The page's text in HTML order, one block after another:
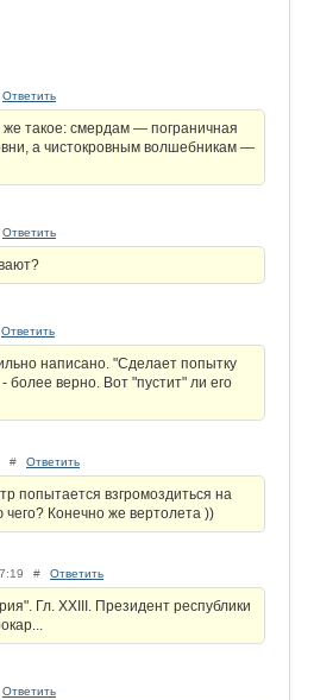
Ответить
такое: смердам — пограничная
а чистокровным волшебникам —
Ответить
Ответить
написано. "Сделает попытку
более верно. Вот "пустит" ли его
# Ответить
попытается взгромоздиться на
Конечно же вертолета ))
# Ответить
Гл. XXIII. Президент республики
Ответить